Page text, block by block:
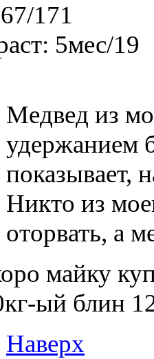
67/171
5мес/19
Медвед из
удержанием
показывает,
Никто из
оторвать, а
майку
ый блин
Наверх